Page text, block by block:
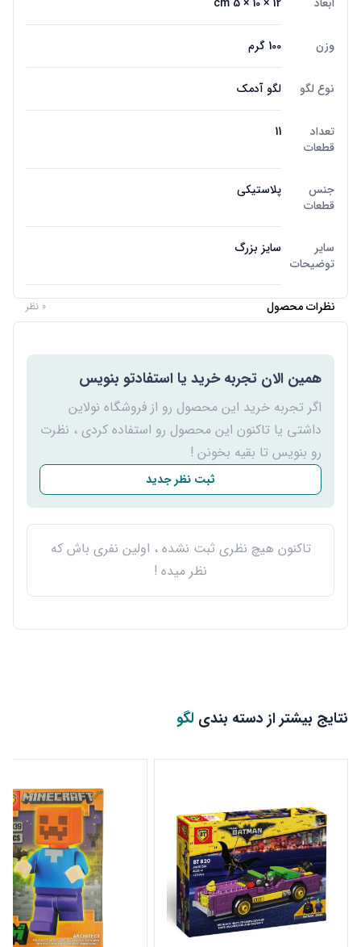
وزن 100 گرم
نوع لگو لگو آدمک
تعداد
قطعات
11
جنس
قطعات
پلاستیکی
سایر
توضیحات
سایز بزرگ
نظرات محصول 0 نظر
همین الان تجربه خرید یا استفادتو بنویس
اگر تجربه خرید این محصول رو از فروشگاه نولاین
داشتی یا تاکنون این محصول رو استفاده کردی ، نظرت
رو بنویس تا بقیه بخونن !
ثبت نظر جدید
تاکنون هیچ نظری ثبت نشده ، اولین نفری باش که
نظر میده !
نتایج بیشتر از دسته بندی لگو